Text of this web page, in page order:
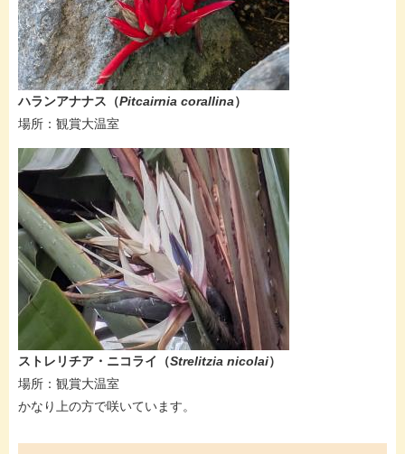
ハランアナナス​（Pitcairnia corallina）
​場所：観賞大温室
ストレリチア・ニコライ （Strelitzia nicolai​）
場所：観賞大温室​
かなり上の方で咲いています。​